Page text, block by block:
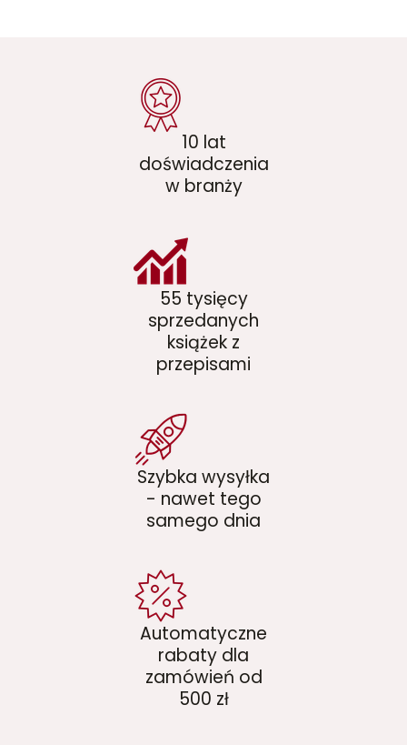
10 lat
doświadczenia
w branży
55 tysięcy
sprzedanych
książek z
przepisami
Szybka wysyłka
- nawet tego
samego dnia
Automatyczne
rabaty dla
zamówień od
500 zł